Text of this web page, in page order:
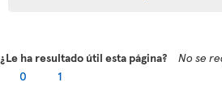
¿Le ha resultado útil esta página?
No se
0
1